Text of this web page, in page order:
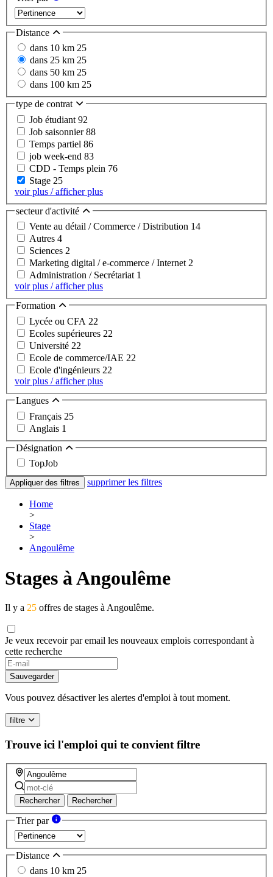
Distance
dans 10 km 25
dans 25 km 25
dans 50 km 25
dans 100 km 25
type de contrat
Job étudiant 92
Job saisonnier88
Temps partiel 86
job week-end 83
CDD - Temps plein 76
Stage 25
voir plus / afficher plus
secteur d'activité
Vente au détail / Commerce / Distribution 14
Autres 4
Sciences 2
Marketing digital / e-commerce / Internet2
Administration / Secrétariat 1
voir plus / afficher plus
Formation
Lycée ou CFA 22
Ecoles supérieures 22
Université 22
Ecole de commerce/IAE 22
Ecole d'ingénieurs 22
voir plus / afficher plus
Langues
Français 25
Anglais 1
Désignation
TopJob
Appliquer des filtres supprimer les filtres
Home
>
Stage
>
Angoulême
Stages à Angoulême
Il y a 25 offres de stages à Angoulême.
Je veux recevoir par email les nouveaux emplois correspondant à
cette recherche
Sauvegarder
Vous pouvez désactiver les alertes d'emploi à tout moment.
filtre
Trouve ici l'emploi qui te convient filtre
Rechercher Rechercher
Trier par
Distance
dans 10 km 25